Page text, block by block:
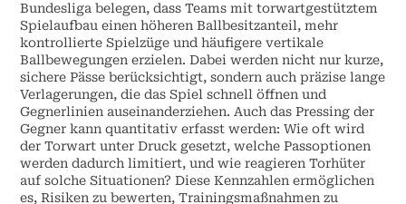
Bundesliga belegen, dass Teams mit torwartgestütztem
Spielaufbau einen höheren Ballbesitzanteil, mehr
kontrollierte Spielzüge und häufigere vertikale
Ballbewegungen erzielen. Dabei werden nicht nur kurze,
sichere Pässe berücksichtigt, sondern auch präzise lange
Verlagerungen, die das Spiel schnell öffnen und
Gegnerlinien auseinanderziehen. Auch das Pressing der
Gegner kann quantitativ erfasst werden: Wie oft wird
der Torwart unter Druck gesetzt, welche Passoptionen
werden dadurch limitiert, und wie reagieren Torhüter
auf solche Situationen? Diese Kennzahlen ermöglichen
es, Risiken zu bewerten, Trainingsmaßnahmen zu